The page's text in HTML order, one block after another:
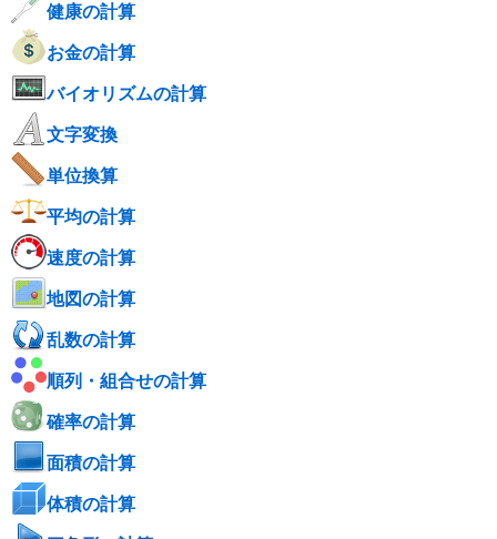
健康の計算
お金の計算
バイオリズムの計算
文字変換
単位換算
平均の計算
速度の計算
地図の計算
乱数の計算
順列・組合せの計算
確率の計算
面積の計算
体積の計算